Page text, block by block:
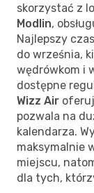
skorzystać z
Modlin,
Najlepszy
do września,
wędrówkom i
dostępne
Wizz Air
pozwala na
kalendarza.
maksymalnie
miejscu,
dla tych,